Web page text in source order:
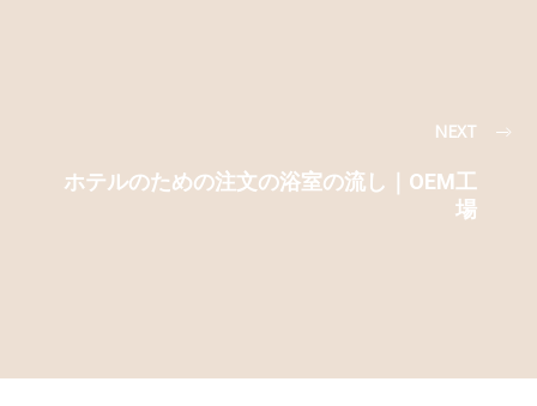
NEXT
ホテルのための注文の浴室の流し｜OEM工
場